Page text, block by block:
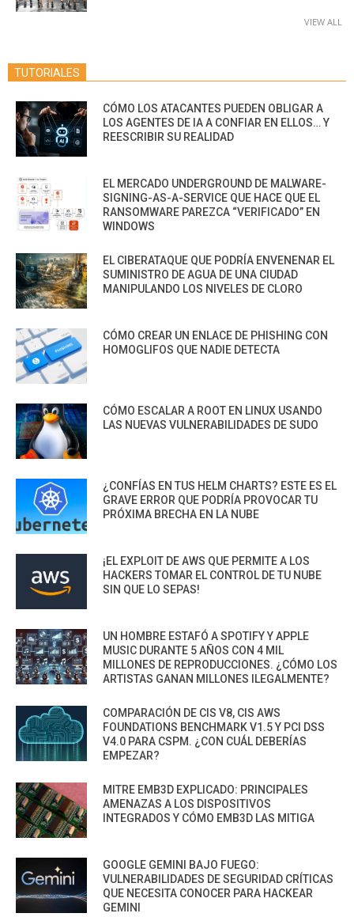
VIEW ALL
TUTORIALES
CÓMO LOS ATACANTES PUEDEN OBLIGAR A
LOS AGENTES DE IA A CONFIAR EN ELLOS… Y
REESCRIBIR SU REALIDAD
EL MERCADO UNDERGROUND DE MALWARE-
SIGNING-AS-A-SERVICE QUE HACE QUE EL
RANSOMWARE PAREZCA “VERIFICADO” EN
WINDOWS
EL CIBERATAQUE QUE PODRÍA ENVENENAR EL
SUMINISTRO DE AGUA DE UNA CIUDAD
MANIPULANDO LOS NIVELES DE CLORO
CÓMO CREAR UN ENLACE DE PHISHING CON
HOMOGLIFOS QUE NADIE DETECTA
CÓMO ESCALAR A ROOT EN LINUX USANDO
LAS NUEVAS VULNERABILIDADES DE SUDO
¿CONFÍAS EN TUS HELM CHARTS? ESTE ES EL
GRAVE ERROR QUE PODRÍA PROVOCAR TU
PRÓXIMA BRECHA EN LA NUBE
¡EL EXPLOIT DE AWS QUE PERMITE A LOS
HACKERS TOMAR EL CONTROL DE TU NUBE
SIN QUE LO SEPAS!
UN HOMBRE ESTAFÓ A SPOTIFY Y APPLE
MUSIC DURANTE 5 AÑOS CON 4 MIL
MILLONES DE REPRODUCCIONES. ¿CÓMO LOS
ARTISTAS GANAN MILLONES ILEGALMENTE?
COMPARACIÓN DE CIS V8, CIS AWS
FOUNDATIONS BENCHMARK V1.5 Y PCI DSS
V4.0 PARA CSPM. ¿CON CUÁL DEBERÍAS
EMPEZAR?
MITRE EMB3D EXPLICADO: PRINCIPALES
AMENAZAS A LOS DISPOSITIVOS
INTEGRADOS Y CÓMO EMB3D LAS MITIGA
GOOGLE GEMINI BAJO FUEGO:
VULNERABILIDADES DE SEGURIDAD CRÍTICAS
QUE NECESITA CONOCER PARA HACKEAR
GEMINI